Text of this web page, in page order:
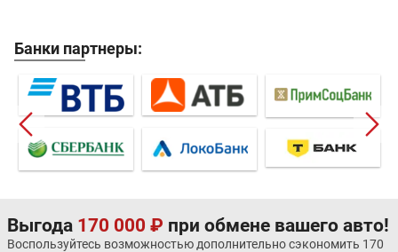
Банки партнеры:
Выгода 170 000 ₽ при обмене вашего авто!
Воспользуйтесь возможностью дополнительно сэкономить 170